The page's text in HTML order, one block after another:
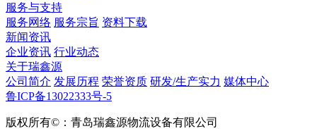
服务与支持
服务网络 服务宗旨 资料下载
新闻资讯
企业资讯 行业动态
关于瑞鑫源
公司简介 发展历程 荣誉资质 研发/生产实力 媒体中心
鲁ICP备13022333号-5
版权所有©：青岛瑞鑫源物流设备有限公司